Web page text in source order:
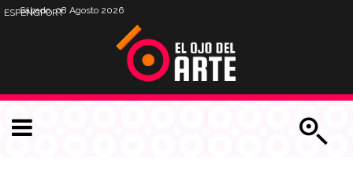
Sábado, 08 Agosto 2026
ESPENGPORT